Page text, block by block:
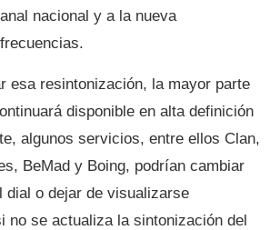
nacional y a la nueva
esa resintonización, la mayor parte
disponible en alta definición
algunos servicios, entre ellos Clan,
BeMad y Boing, podrían cambiar
dial o dejar de visualizarse
no se actualiza la sintonización del